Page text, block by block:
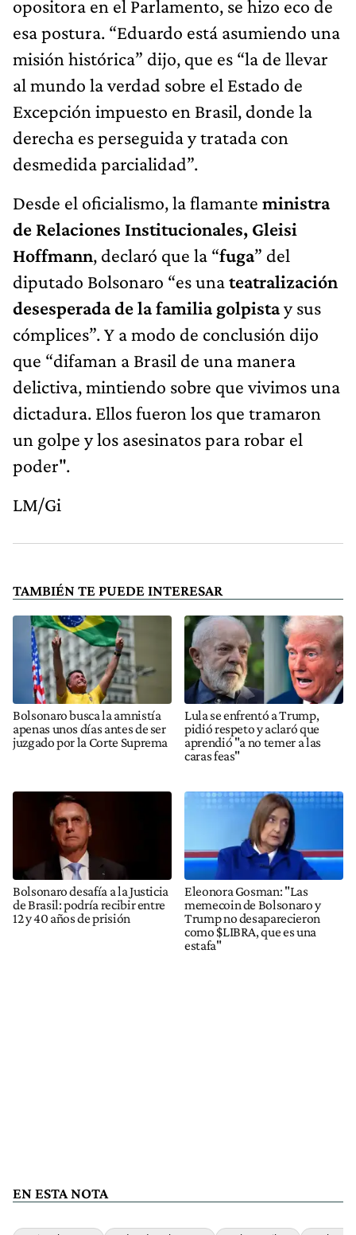
opositora en el Parlamento, se hizo eco de
esa postura. “Eduardo está asumiendo una
misión histórica” dijo, que es “la de llevar
al mundo la verdad sobre el Estado de
Excepción impuesto en Brasil, donde la
derecha es perseguida y tratada con
desmedida parcialidad”.
Desde el oficialismo, la flamante ministra
de Relaciones Institucionales, Gleisi
Hoffmann, declaró que la “fuga” del
diputado Bolsonaro “es unateatralización
desesperada de la familia golpistay sus
cómplices”. Y a modo de conclusión dijo
que “difaman a Brasil de una manera
delictiva, mintiendo sobre que vivimos una
dictadura. Ellos fueron los que tramaron
un golpe y los asesinatos para robar el
poder".
LM/Gi
TAMBIÉN TE PUEDE INTERESAR
Bolsonaro busca la amnistía
apenas unos días antes de ser
juzgado por la Corte Suprema
Lula se enfrentó a Trump,
pidió respeto y aclaró que
aprendió "a no temer a las
caras feas"
Bolsonaro desafía a la Justicia
de Brasil: podría recibir entre
12 y 40 años de prisión
Eleonora Gosman: "Las
memecoin de Bolsonaro y
Trump no desaparecieron
como $LIBRA, que es una
estafa"
EN ESTA NOTA